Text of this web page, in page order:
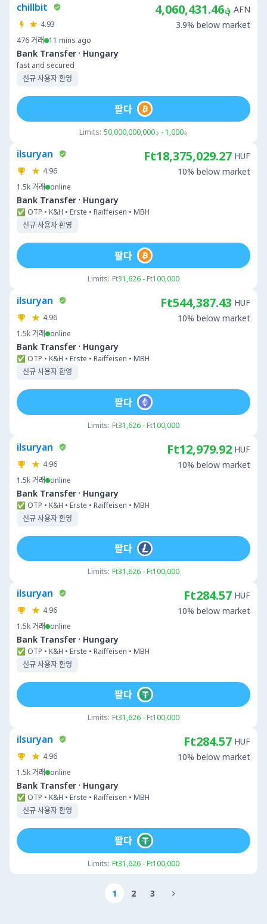
chillbit
4.93
476 거래 11 mins ago
Bank Transfer · Hungary
fast and secured
신규 사용자 환영
؋4,060,431.46 AFN
3.9% below market
Limits: ؋1,000 - ؋50,000,000,000
팔다
ilsuryan
4.96
1.5k 거래 online
Bank Transfer · Hungary
✅ OTP • K&H • Erste • Raiffeisen • MBH
신규 사용자 환영
Ft18,375,029.27 HUF
10% below market
Limits: Ft31,626 - Ft100,000
팔다
ilsuryan
4.96
1.5k 거래 online
Bank Transfer · Hungary
✅ OTP • K&H • Erste • Raiffeisen • MBH
신규 사용자 환영
Ft544,387.43 HUF
10% below market
Limits: Ft31,626 - Ft100,000
팔다
ilsuryan
4.96
1.5k 거래 online
Bank Transfer · Hungary
✅ OTP • K&H • Erste • Raiffeisen • MBH
신규 사용자 환영
Ft12,979.92 HUF
10% below market
Limits: Ft31,626 - Ft100,000
팔다
ilsuryan
4.96
1.5k 거래 online
Bank Transfer · Hungary
✅ OTP • K&H • Erste • Raiffeisen • MBH
신규 사용자 환영
Ft284.57 HUF
10% below market
Limits: Ft31,626 - Ft100,000
팔다
ilsuryan
4.96
1.5k 거래 online
Bank Transfer · Hungary
✅ OTP • K&H • Erste • Raiffeisen • MBH
신규 사용자 환영
Ft284.57 HUF
10% below market
Limits: Ft31,626 - Ft100,000
팔다
1 2 3 